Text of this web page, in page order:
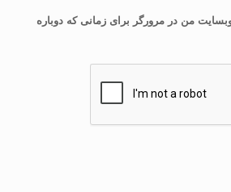
من در مرورگر برای زمانی که دوباره